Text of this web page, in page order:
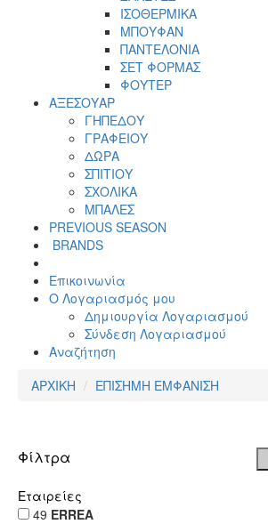
ΙΣΟΘΕΡΜΙΚΑ
ΜΠΟΥΦΑΝ
ΠΑΝΤΕΛΟΝΙΑ
ΣΕΤ ΦΟΡΜΑΣ
ΦΟΥΤΕΡ
ΑΞΕΣΟΥΑΡ
ΓΗΠΕΔΟΥ
ΓΡΑΦΕΙΟΥ
ΔΩΡΑ
ΣΠΙΤΙΟΥ
ΣΧΟΛΙΚΑ
ΜΠΑΛΕΣ
PREVIOUS SEASON
BRANDS
Επικοινωνία
Ο Λογαριασμός μου
Δημιουργία Λογαριασμού
Σύνδεση Λογαριασμού
Αναζήτηση
ΑΡΧΙΚΗ
ΕΠΙΣΗΜΗ ΕΜΦΑΝΙΣΗ
Φίλτρα
Εταιρείες
49 ERREA